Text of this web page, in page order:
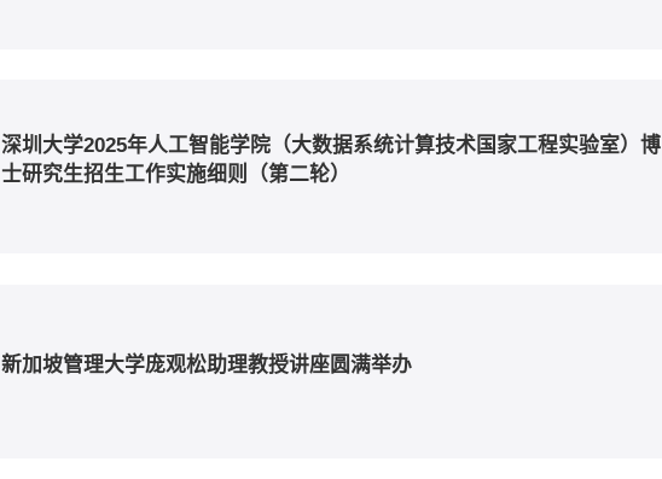
深圳大学2025年人工智能学院（大数据系统计算技术国家工程实验室）博
士研究生招生工作实施细则（第二轮）
新加坡管理大学庞观松助理教授讲座圆满举办